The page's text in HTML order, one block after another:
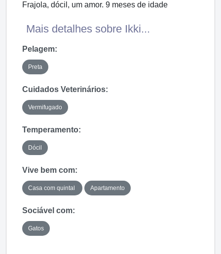
Frajola, dócil, um amor. 9 meses de idade
Mais detalhes sobre Ikki...
Pelagem:
Preta
Cuidados Veterinários:
Vermifugado
Temperamento:
Dócil
Vive bem com:
Casa com quintal Apartamento
Sociável com:
Gatos